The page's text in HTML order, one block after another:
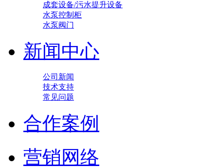
成套设备/污水提升设备
水泵控制柜
水泵阀门
新闻中心
公司新闻
技术支持
常见问题
合作案例
营销网络